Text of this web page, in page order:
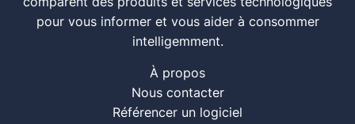
pour vous informer et vous aider à consommer
intelligemment.
À propos
Nous contacter
Référencer un logiciel